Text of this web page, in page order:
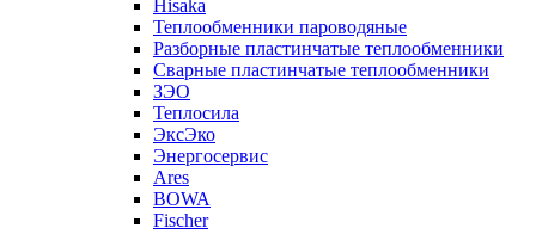
Hisaka
Теплообменники пароводяные
Разборные пластинчатые теплообменники
Сварные пластинчатые теплообменники
ЗЭО
Теплосила
ЭксЭко
Энергосервис
Ares
BOWA
Fischer